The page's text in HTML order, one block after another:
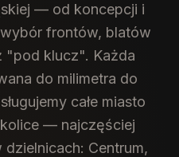
— od koncepcji i
frontów, blatów
"pod klucz". Każda
do milimetra do
całe miasto
— najczęściej
dzielnicach: Centrum,